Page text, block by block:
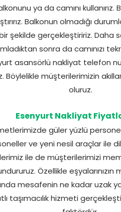
ya da camını
Balkonun olmadığı
şekilde gerçekleştiririz. Daha
sonra da camınızı
asansörlü nakliyat telefon
Böylelikle müşterilerimizin
oluruz.
Esenyurt Nakliyat
güler yüzlü
ve yeni nesil araçlar ile
ile de müşterilerimizi
Özellikle
mesafenin ne kadar uzak
hizmeti